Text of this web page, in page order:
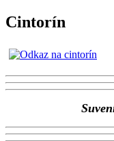
Cintorín